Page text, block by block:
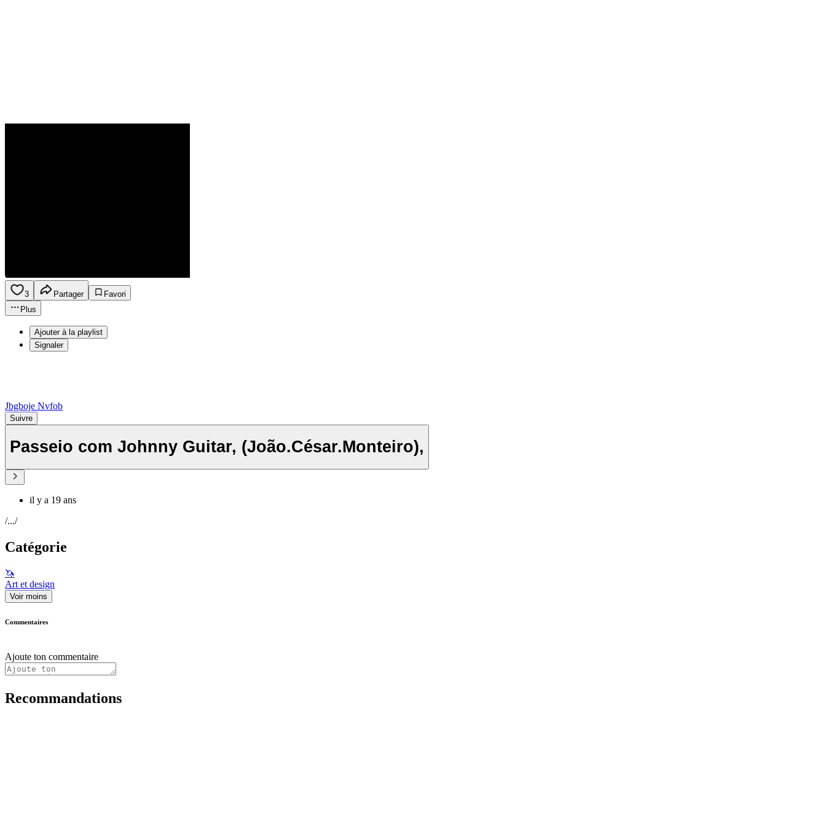
3 Partager
Favori
Plus
Ajouter à la playlist
Signaler
Jbgboje Nvfob
Suivre
Passeio com Johnny Guitar, (João.César.Monteiro),
il y a 19 ans
/.../
Catégorie
🦄
Art et design
Voir moins
Commentaires
Ajoute ton commentaire
Recommandations